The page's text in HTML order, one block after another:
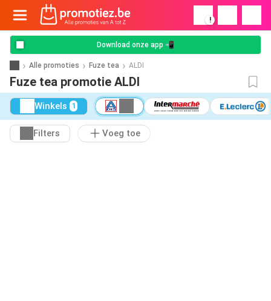
!
Download onze app 📲
Alle promoties Fuze tea ALDI
Fuze tea promotie ALDI
Winkels 1
Filters Voeg toe